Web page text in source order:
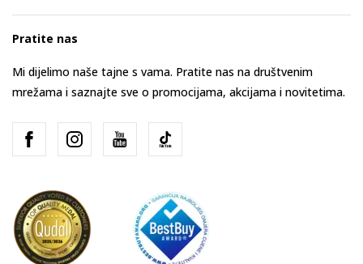
Pratite nas
Mi dijelimo naše tajne s vama. Pratite nas na društvenim
mrežama i saznajte sve o promocijama, akcijama i novitetima.